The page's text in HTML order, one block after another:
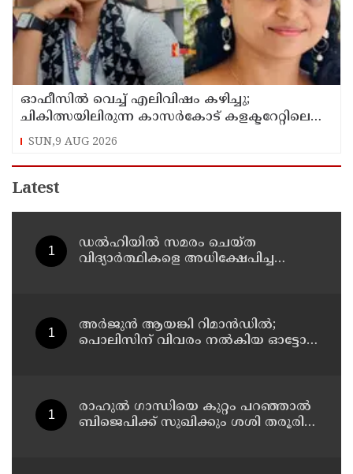
ഓഫീസില്‍ വെച്ച് എലിവിഷം കഴിച്ചു;
ചികിത്സയിലിരുന്ന കാസര്‍കോട് കളക്ടറേറ്റിലെ
സീനിയര്‍ ക്ലര്‍ക്ക് മരിച്ചു
SUN,9 AUG 2026
Latest
ഡൽഹിയിൽ സമരം ചെയ്ത
വിദ്യാർത്ഥികളെ അധിക്ഷേപിച്ച
അര്‍ജുന്‍ ആയങ്കി റിമാന്‍ഡില്‍;
പൊലിസിന് വിവരം നൽകിയ ഓട്ടോ
രാഹുല്‍ ഗാന്ധിയെ കുറ്റം പറഞ്ഞാല്‍
ബിജെപിക്ക് സുഖിക്കും ശശി തരൂരിന്